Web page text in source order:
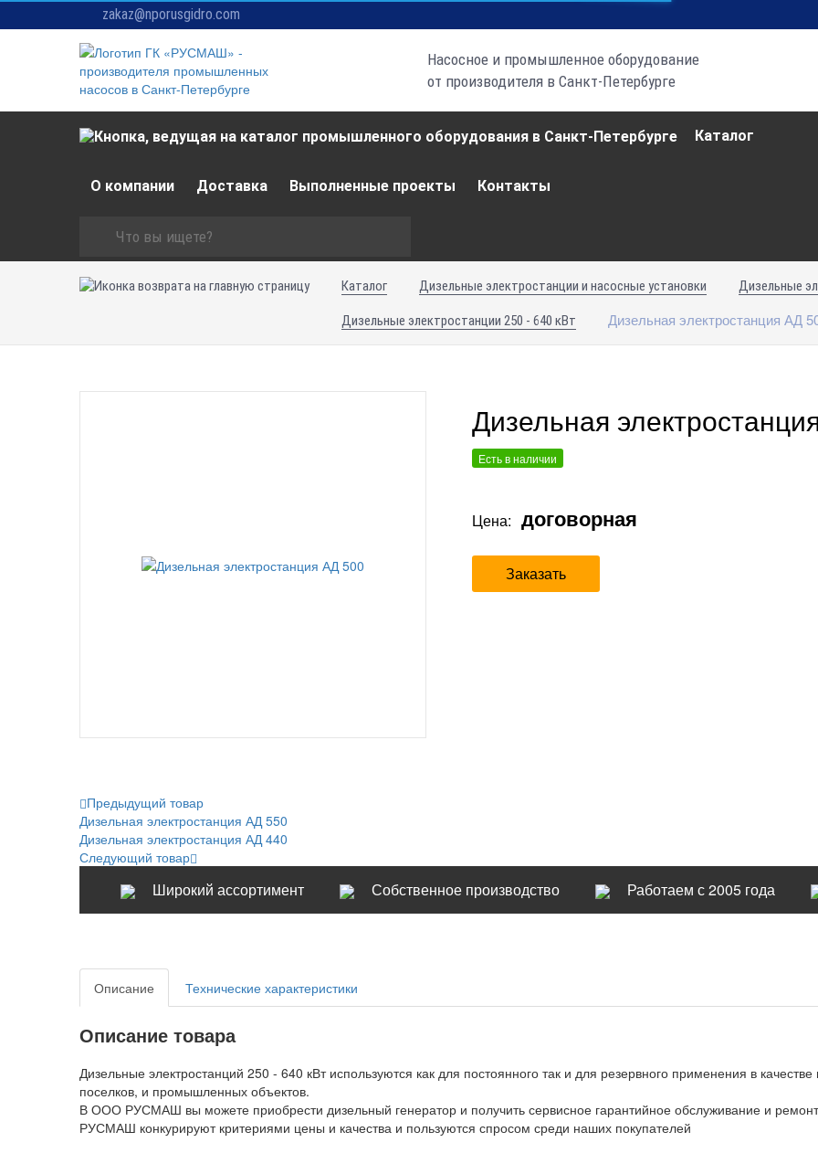
zakaz@nporusgidro.com
Насосное и промышленное оборудование
от производителя в Санкт-Петербурге
Каталог
О компании Доставка Выполненные проекты Контакты
Каталог Дизельные электростанции и насосные установки Дизельные
Дизельные электростанции 250 - 640 кВт Дизельная электростанция АД
Дизельная
Есть в наличии
Цена: договорная
Заказать
Предыдущий товар
Дизельная электростанция АД 550
Дизельная электростанция АД 440
Следующий товар
Широкий ассортимент Собственное производство Работаем с 2005 года
Описание Технические характеристики
Описание товара
Дизельные электростанций 250 - 640 кВт используются как для постоянного так и для резервного применения в
поселков, и промышленных объектов.
В ООО РУСМАШ вы можете приобрести дизельный генератор и получить сервисное гарантийное обслуживание и
РУСМАШ конкурируют критериями цены и качества и пользуются спросом среди наших покупателей